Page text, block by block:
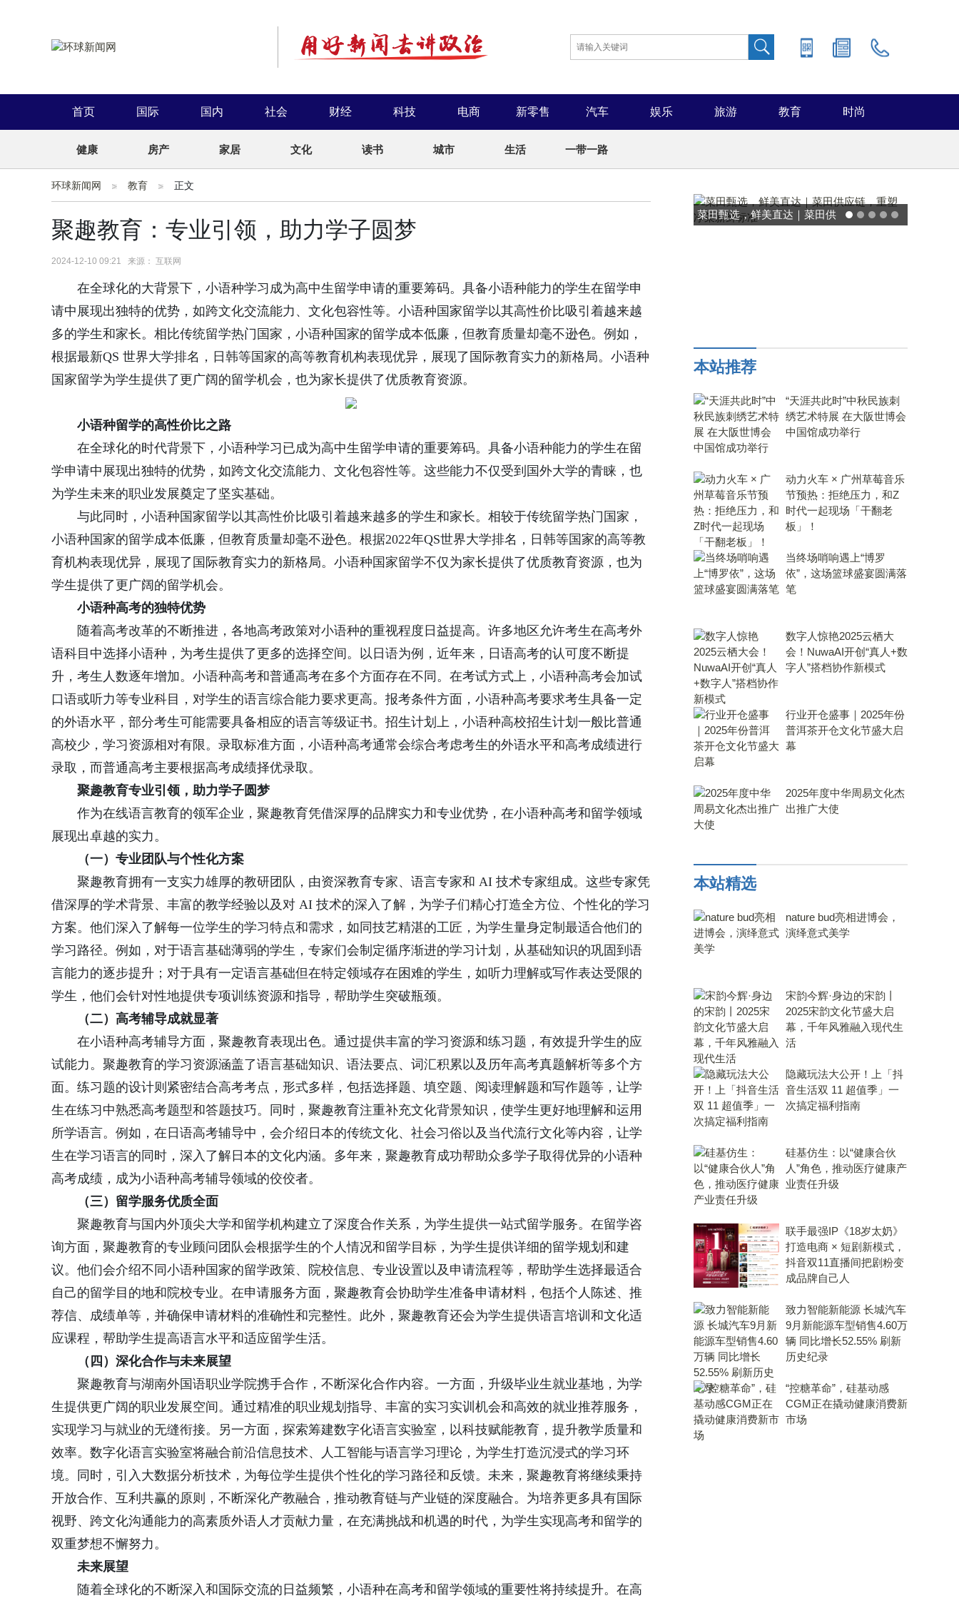
首页 国际 国内 社会 财经 科技 电商 新零售 汽车 娱乐 旅游 教育 时尚
健康 房产 家居 文化 读书 城市 生活 一带一路
环球新闻网 教育 正文
聚趣教育：专业引领，助力学子圆梦
2024-12-10 09:21 来源： 互联网
在全球化的大背景下，小语种学习成为高中生留学申请的重要筹码。具备小语种能力的学生在留学申
请中展现出独特的优势，如跨文化交流能力、文化包容性等。小语种国家留学以其高性价比吸引着越来越
多的学生和家长。相比传统留学热门国家，小语种国家的留学成本低廉，但教育质量却毫不逊色。例如，
根据最新QS 世界大学排名，日韩等国家的高等教育机构表现优异，展现了国际教育实力的新格局。小语种
国家留学为学生提供了更广阔的留学机会，也为家长提供了优质教育资源。
小语种留学的高性价比之路
在全球化的时代背景下，小语种学习已成为高中生留学申请的重要筹码。具备小语种能力的学生在留
学申请中展现出独特的优势，如跨文化交流能力、文化包容性等。这些能力不仅受到国外大学的青睐，也
为学生未来的职业发展奠定了坚实基础。
与此同时，小语种国家留学以其高性价比吸引着越来越多的学生和家长。相较于传统留学热门国家，
小语种国家的留学成本低廉，但教育质量却毫不逊色。根据2022年QS世界大学排名，日韩等国家的高等教
育机构表现优异，展现了国际教育实力的新格局。小语种国家留学不仅为家长提供了优质教育资源，也为
学生提供了更广阔的留学机会。
小语种高考的独特优势
随着高考改革的不断推进，各地高考政策对小语种的重视程度日益提高。许多地区允许考生在高考外
语科目中选择小语种，为考生提供了更多的选择空间。以日语为例，近年来，日语高考的认可度不断提
升，考生人数逐年增加。小语种高考和普通高考在多个方面存在不同。在考试方式上，小语种高考会加试
口语或听力等专业科目，对学生的语言综合能力要求更高。报考条件方面，小语种高考要求考生具备一定
的外语水平，部分考生可能需要具备相应的语言等级证书。招生计划上，小语种高校招生计划一般比普通
高校少，学习资源相对有限。录取标准方面，小语种高考通常会综合考虑考生的外语水平和高考成绩进行
录取，而普通高考主要根据高考成绩择优录取。
聚趣教育专业引领，助力学子圆梦
作为在线语言教育的领军企业，聚趣教育凭借深厚的品牌实力和专业优势，在小语种高考和留学领域
展现出卓越的实力。
（一）专业团队与个性化方案
聚趣教育拥有一支实力雄厚的教研团队，由资深教育专家、语言专家和 AI 技术专家组成。这些专家凭
借深厚的学术背景、丰富的教学经验以及对 AI 技术的深入了解，为学子们精心打造全方位、个性化的学习
方案。他们深入了解每一位学生的学习特点和需求，如同技艺精湛的工匠，为学生量身定制最适合他们的
学习路径。例如，对于语言基础薄弱的学生，专家们会制定循序渐进的学习计划，从基础知识的巩固到语
言能力的逐步提升；对于具有一定语言基础但在特定领域存在困难的学生，如听力理解或写作表达受限的
学生，他们会针对性地提供专项训练资源和指导，帮助学生突破瓶颈。
（二）高考辅导成就显著
在小语种高考辅导方面，聚趣教育表现出色。通过提供丰富的学习资源和练习题，有效提升学生的应
试能力。聚趣教育的学习资源涵盖了语言基础知识、语法要点、词汇积累以及历年高考真题解析等多个方
面。练习题的设计则紧密结合高考考点，形式多样，包括选择题、填空题、阅读理解题和写作题等，让学
生在练习中熟悉高考题型和答题技巧。同时，聚趣教育注重补充文化背景知识，使学生更好地理解和运用
所学语言。例如，在日语高考辅导中，会介绍日本的传统文化、社会习俗以及当代流行文化等内容，让学
生在学习语言的同时，深入了解日本的文化内涵。多年来，聚趣教育成功帮助众多学子取得优异的小语种
高考成绩，成为小语种高考辅导领域的佼佼者。
（三）留学服务优质全面
聚趣教育与国内外顶尖大学和留学机构建立了深度合作关系，为学生提供一站式留学服务。在留学咨
询方面，聚趣教育的专业顾问团队会根据学生的个人情况和留学目标，为学生提供详细的留学规划和建
议。他们会介绍不同小语种国家的留学政策、院校信息、专业设置以及申请流程等，帮助学生选择最适合
自己的留学目的地和院校专业。在申请服务方面，聚趣教育会协助学生准备申请材料，包括个人陈述、推
荐信、成绩单等，并确保申请材料的准确性和完整性。此外，聚趣教育还会为学生提供语言培训和文化适
应课程，帮助学生提高语言水平和适应留学生活。
（四）深化合作与未来展望
聚趣教育与湖南外国语职业学院携手合作，不断深化合作内容。一方面，升级毕业生就业基地，为学
生提供更广阔的职业发展空间。通过精准的职业规划指导、丰富的实习实训机会和高效的就业推荐服务，
实现学习与就业的无缝衔接。另一方面，探索筹建数字化语言实验室，以科技赋能教育，提升教学质量和
效率。数字化语言实验室将融合前沿信息技术、人工智能与语言学习理论，为学生打造沉浸式的学习环
境。同时，引入大数据分析技术，为每位学生提供个性化的学习路径和反馈。未来，聚趣教育将继续秉持
开放合作、互利共赢的原则，不断深化产教融合，推动教育链与产业链的深度融合。为培养更多具有国际
视野、跨文化沟通能力的高素质外语人才贡献力量，在充满挑战和机遇的时代，为学生实现高考和留学的
双重梦想不懈努力。
未来展望
随着全球化的不断深入和国际交流的日益频繁，小语种在高考和留学领域的重要性将持续提升。在高
菜田甄选，鲜美直达｜菜田供
能率日式厨房美学
本站推荐
“天涯共此时”中秋民族刺
绣艺术特展 在大阪世博会
中国馆成功举行
动力火车 × 广州草莓音乐
节预热：拒绝压力，和Z
时代一起现场「干翻老
板」！
当终场哨响遇上“博罗
依”，这场篮球盛宴圆满落
笔
数字人惊艳2025云栖大
会！NuwaAI开创“真人+数
字人”搭档协作新模式
行业开仓盛事｜2025年份
普洱茶开仓文化节盛大启
幕
2025年度中华周易文化杰
出推广大使
本站精选
nature bud亮相进博会，
演绎意式美学
宋韵今辉·身边的宋韵丨
2025宋韵文化节盛大启
幕，千年风雅融入现代生
活
隐藏玩法大公开！上「抖
音生活双 11 超值季」一
次搞定福利指南
硅基仿生：以“健康合伙
人”角色，推动医疗健康产
业责任升级
联手最强IP《18岁太奶》
打造电商 × 短剧新模式，
抖音双11直播间把剧粉变
成品牌自己人
致力智能新能源 长城汽车
9月新能源车型销售4.60万
辆 同比增长52.55% 刷新
历史纪录
“控糖革命”，硅基动感
CGM正在撬动健康消费新
市场